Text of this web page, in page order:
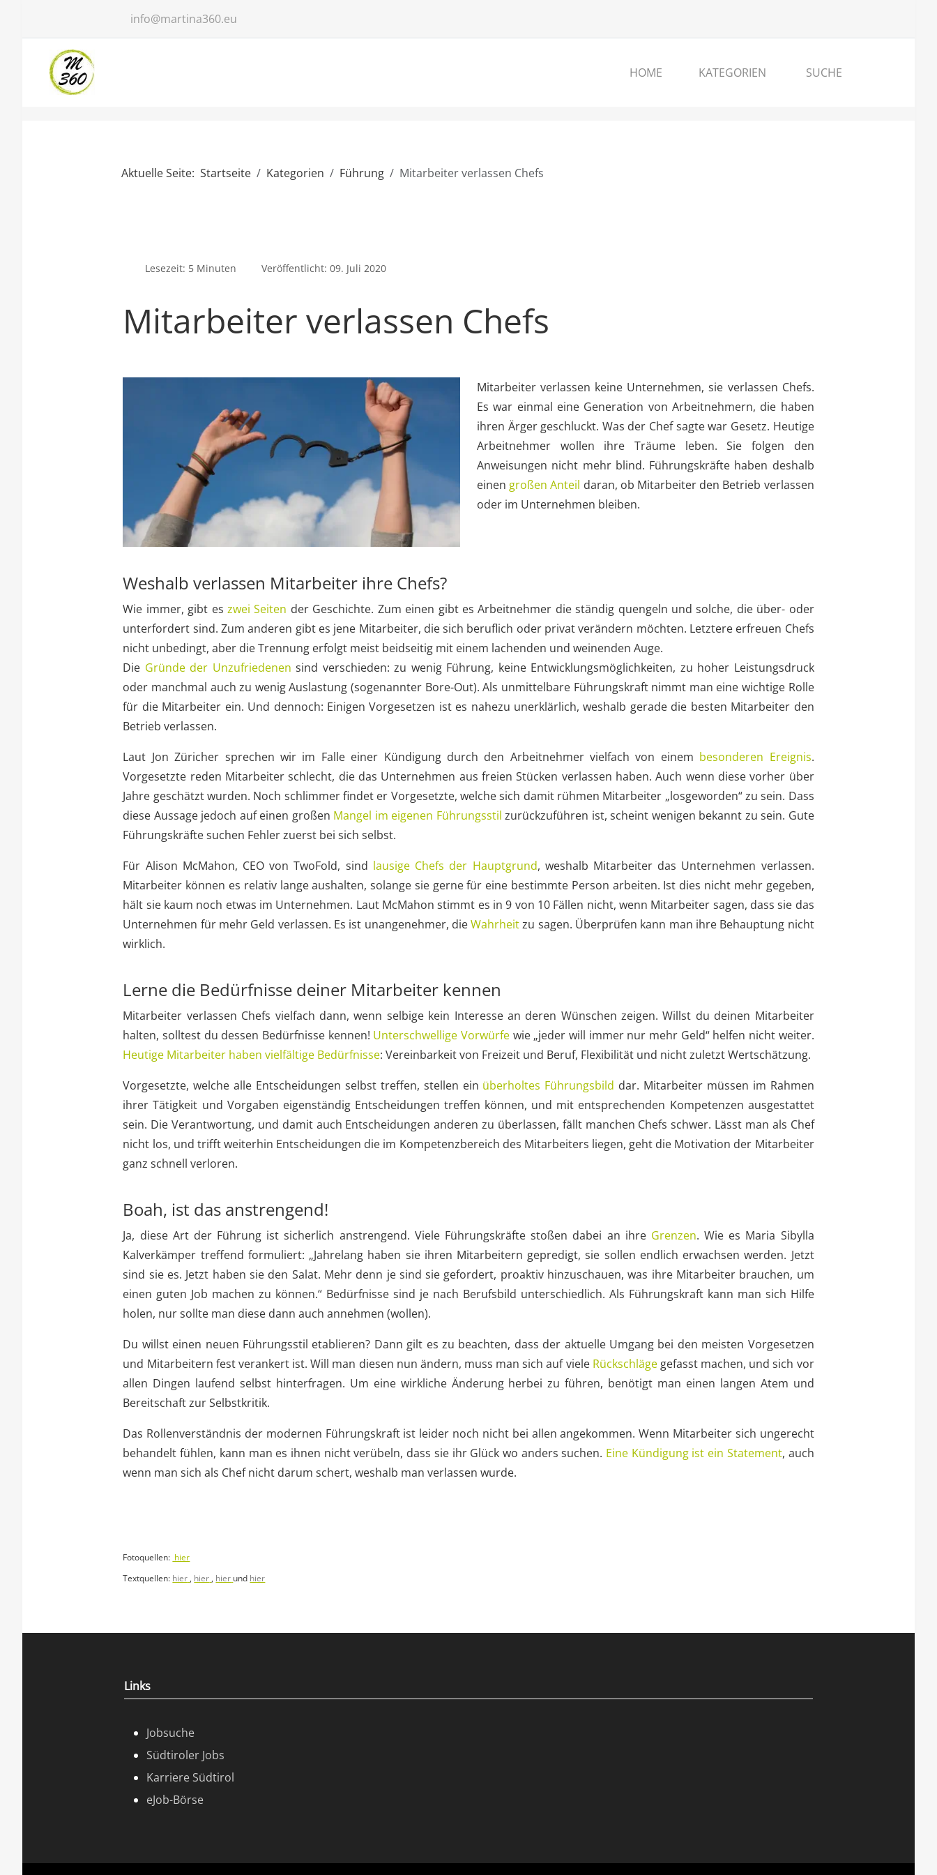
info@martina360.eu
HOME KATEGORIEN SUCHE
Aktuelle Seite:Startseite Kategorien Führung Mitarbeiter verlassen Chefs
Lesezeit: 5 Minuten Veröffentlicht: 09. Juli 2020
Mitarbeiter verlassen Chefs
Mitarbeiter verlassen keine Unternehmen, sie verlassen Chefs.
Es war einmal eine Generation von Arbeitnehmern, die haben
ihren Ärger geschluckt. Was der Chef sagte war Gesetz. Heutige
Arbeitnehmer wollen ihre Träume leben. Sie folgen den
Anweisungen nicht mehr blind. Führungskräfte haben deshalb
einen großen Anteil daran, ob Mitarbeiter den Betrieb verlassen
oder im Unternehmen bleiben.
Weshalb verlassen Mitarbeiter ihre Chefs?
Wie immer, gibt eszwei Seiten der Geschichte. Zum einen gibt es Arbeitnehmer die ständig quengeln und solche, die über- oder
unterfordert sind. Zum anderen gibt es jene Mitarbeiter, die sich beruflich oder privat verändern möchten. Letztere erfreuen Chefs
nicht unbedingt, aber die Trennung erfolgt meist beidseitig mit einem lachenden und weinenden Auge.
Die Gründe der Unzufriedenen sind verschieden: zu wenig Führung, keine Entwicklungsmöglichkeiten, zu hoher Leistungsdruck
oder manchmal auch zu wenig Auslastung (sogenannter Bore-Out). Als unmittelbare Führungskraft nimmt man eine wichtige Rolle
für die Mitarbeiter ein. Und dennoch: Einigen Vorgesetzen ist es nahezu unerklärlich, weshalb gerade die besten Mitarbeiter den
Betrieb verlassen.
Laut Jon Züricher sprechen wir im Falle einer Kündigung durch den Arbeitnehmer vielfach von einem besonderen Ereignis.
Vorgesetzte reden Mitarbeiter schlecht, die das Unternehmen aus freien Stücken verlassen haben. Auch wenn diese vorher über
Jahre geschätzt wurden. Noch schlimmer findet er Vorgesetzte, welche sich damit rühmen Mitarbeiter „losgeworden“ zu sein. Dass
diese Aussage jedoch auf einen großen Mangel im eigenen Führungsstil zurückzuführen ist, scheint wenigen bekannt zu sein. Gute
Führungskräfte suchen Fehler zuerst bei sich selbst.
Für Alison McMahon, CEO von TwoFold, sind lausige Chefs der Hauptgrund, weshalb Mitarbeiter das Unternehmen verlassen.
Mitarbeiter können es relativ lange aushalten, solange sie gerne für eine bestimmte Person arbeiten. Ist dies nicht mehr gegeben,
hält sie kaum noch etwas im Unternehmen. Laut McMahon stimmt es in 9 von 10 Fällen nicht, wenn Mitarbeiter sagen, dass sie das
Unternehmen für mehr Geld verlassen. Es ist unangenehmer, dieWahrheitzu sagen. Überprüfen kann man ihre Behauptung nicht
wirklich.
Lerne die Bedürfnisse deiner Mitarbeiter kennen
Mitarbeiter verlassen Chefs vielfach dann, wenn selbige kein Interesse an deren Wünschen zeigen. Willst du deinen Mitarbeiter
halten, solltest du dessen Bedürfnisse kennen! Unterschwellige Vorwürfe wie „jeder will immer nur mehr Geld“ helfen nicht weiter.
Heutige Mitarbeiter haben vielfältige Bedürfnisse: Vereinbarkeit von Freizeit und Beruf, Flexibilität und nicht zuletzt Wertschätzung.
Vorgesetzte, welche alle Entscheidungen selbst treffen, stellen ein überholtes Führungsbild dar. Mitarbeiter müssen im Rahmen
ihrer Tätigkeit und Vorgaben eigenständig Entscheidungen treffen können, und mit entsprechenden Kompetenzen ausgestattet
sein. Die Verantwortung, und damit auch Entscheidungen anderen zu überlassen, fällt manchen Chefs schwer. Lässt man als Chef
nicht los, und trifft weiterhin Entscheidungen die im Kompetenzbereich des Mitarbeiters liegen, geht die Motivation der Mitarbeiter
ganz schnell verloren.
Boah, ist das anstrengend!
Ja, diese Art der Führung ist sicherlich anstrengend. Viele Führungskräfte stoßen dabei an ihre Grenzen. Wie es Maria Sibylla
Kalverkämper treffend formuliert: „Jahrelang haben sie ihren Mitarbeitern gepredigt, sie sollen endlich erwachsen werden. Jetzt
sind sie es. Jetzt haben sie den Salat. Mehr denn je sind sie gefordert, proaktiv hinzuschauen, was ihre Mitarbeiter brauchen, um
einen guten Job machen zu können.“ Bedürfnisse sind je nach Berufsbild unterschiedlich. Als Führungskraft kann man sich Hilfe
holen, nur sollte man diese dann auch annehmen (wollen).
Du willst einen neuen Führungsstil etablieren? Dann gilt es zu beachten, dass der aktuelle Umgang bei den meisten Vorgesetzen
und Mitarbeitern fest verankert ist. Will man diesen nun ändern, muss man sich auf viele Rückschläge gefasst machen, und sich vor
allen Dingen laufend selbst hinterfragen. Um eine wirkliche Änderung herbei zu führen, benötigt man einen langen Atem und
Bereitschaft zur Selbstkritik.
Das Rollenverständnis der modernen Führungskraft ist leider noch nicht bei allen angekommen. Wenn Mitarbeiter sich ungerecht
behandelt fühlen, kann man es ihnen nicht verübeln, dass sie ihr Glück wo anders suchen. Eine Kündigung ist ein Statement, auch
wenn man sich als Chef nicht darum schert, weshalb man verlassen wurde.
Fotoquellen: hier
Textquellen: hier , hier , hier und hier
Links
Jobsuche
Südtiroler Jobs
Karriere Südtirol
eJob-Börse